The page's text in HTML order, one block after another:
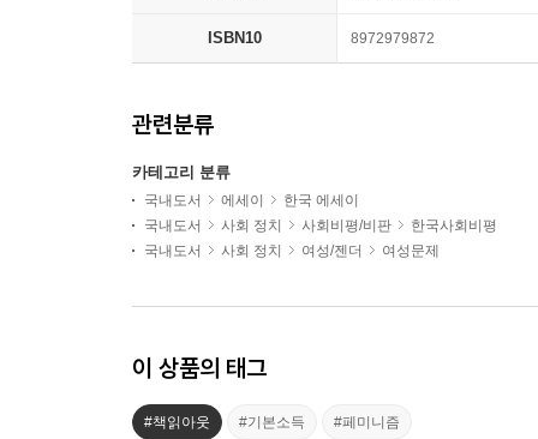
ISBN10 8972979872
관련분류
카테고리 분류
국내도서 에세이
한국 에세이
국내도서
사회 정치 사회비평/비판
한국사회비평
국내도서
사회 정치 여성/젠더 여성문제
이 상품의 태그
#책읽아웃 #기본소득 #페미니즘